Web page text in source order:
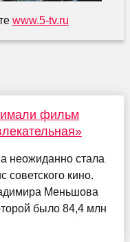
www.5-tv.ru
фильм
неожиданно стала
советского кино.
Меньшова
было 84,4 млн